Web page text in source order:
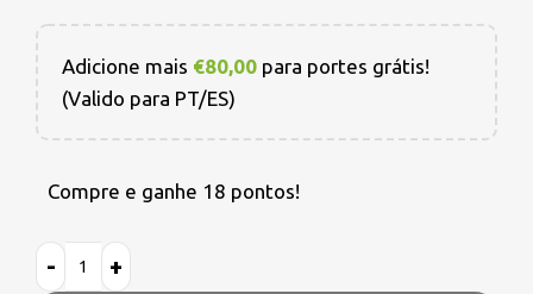
Adicione mais €80,00 para portes grátis!
(Valido para PT/ES)
Compre e ganhe 18 pontos!